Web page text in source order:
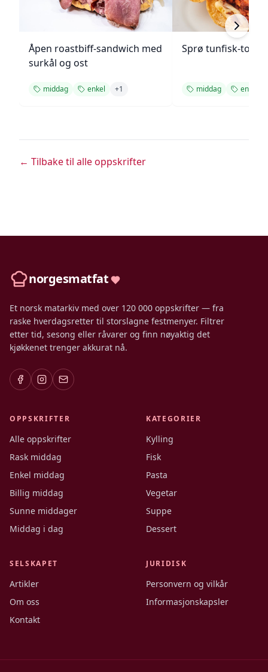
Åpen roastbiff-sandwich med
surkål og ost
middag enkel +1
Sprø tunfisk-
middag enkel
← Tilbake til alle oppskrifter
norgesmatfat
Et norsk matarkiv med over 120 000 oppskrifter — fra
raske hverdagsretter til storslagne festmenyer. Filtrer
etter tid, sesong eller råvarer og finn nøyaktig det
kjøkkenet trenger akkurat nå.
OPPSKRIFTER
Alle oppskrifter
Rask middag
Enkel middag
Billig middag
Sunne middager
Middag i dag
KATEGORIER
Kylling
Fisk
Pasta
Vegetar
Suppe
Dessert
SELSKAPET
Artikler
Om oss
Kontakt
JURIDISK
Personvern og vilkår
Informasjonskapsler